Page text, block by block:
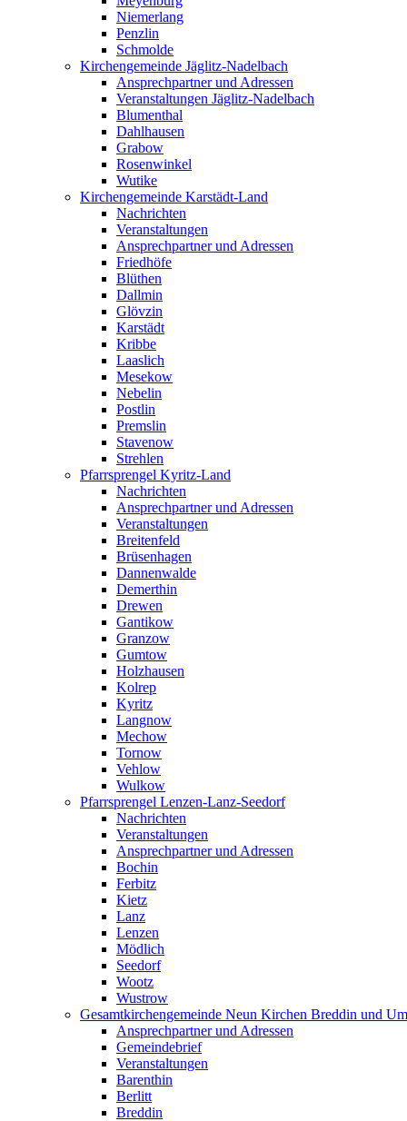
Niemerlang
Penzlin
Schmolde
Kirchengemeinde Jäglitz-Nadelbach
Ansprechpartner und Adressen
Veranstaltungen Jäglitz-Nadelbach
Blumenthal
Dahlhausen
Grabow
Rosenwinkel
Wutike
Kirchengemeinde Karstädt-Land
Nachrichten
Veranstaltungen
Ansprechpartner und Adressen
Friedhöfe
Blüthen
Dallmin
Glövzin
Karstädt
Kribbe
Laaslich
Mesekow
Nebelin
Postlin
Premslin
Stavenow
Strehlen
Pfarrsprengel Kyritz-Land
Nachrichten
Ansprechpartner und Adressen
Veranstaltungen
Breitenfeld
Brüsenhagen
Dannenwalde
Demerthin
Drewen
Gantikow
Granzow
Gumtow
Holzhausen
Kolrep
Kyritz
Langnow
Mechow
Tornow
Vehlow
Wulkow
Pfarrsprengel Lenzen-Lanz-Seedorf
Nachrichten
Veranstaltungen
Ansprechpartner und Adressen
Bochin
Ferbitz
Kietz
Lanz
Lenzen
Mödlich
Seedorf
Wootz
Wustrow
Gesamtkirchengemeinde Neun Kirchen Breddin und
Ansprechpartner und Adressen
Gemeindebrief
Veranstaltungen
Barenthin
Berlitt
Breddin